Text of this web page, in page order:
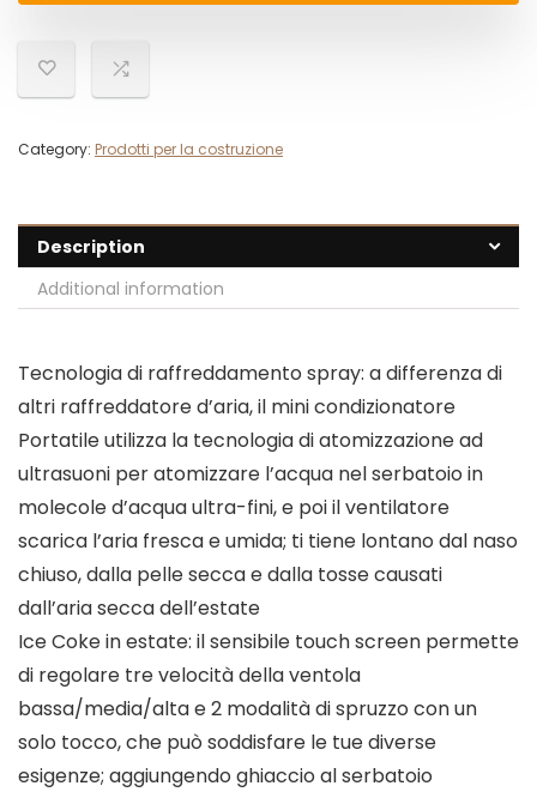
Category: Prodotti per la costruzione
Description
Additional information
Tecnologia di raffreddamento spray: a differenza di
altri raffreddatore d’aria, il mini condizionatore
Portatile utilizza la tecnologia di atomizzazione ad
ultrasuoni per atomizzare l’acqua nel serbatoio in
molecole d’acqua ultra-fini, e poi il ventilatore
scarica l’aria fresca e umida; ti tiene lontano dal naso
chiuso, dalla pelle secca e dalla tosse causati
dall’aria secca dell’estate
Ice Coke in estate: il sensibile touch screen permette
di regolare tre velocità della ventola
bassa/media/alta e 2 modalità di spruzzo con un
solo tocco, che può soddisfare le tue diverse
esigenze; aggiungendo ghiaccio al serbatoio